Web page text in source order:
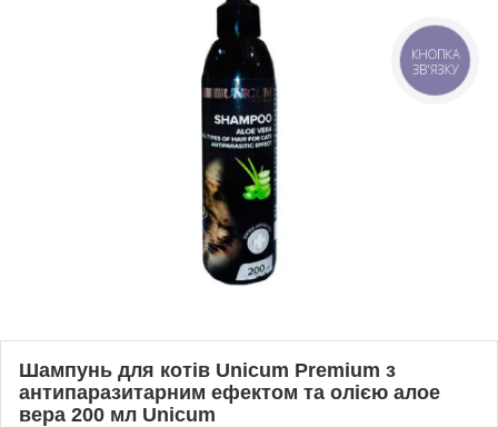
Шампунь для котів Unicum Premium з
антипаразитарним ефектом та олією алое
вера 200 мл Unicum
КНОПКА
ЗВ'ЯЗКУ